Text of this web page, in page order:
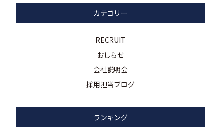
カテゴリー
RECRUIT
おしらせ
会社説明会
採用担当ブログ
ランキング